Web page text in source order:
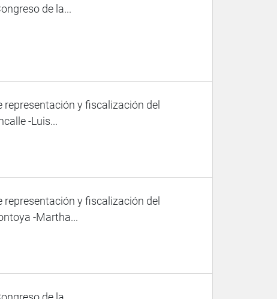
de la...
y fiscalización del
-Luis...
y fiscalización del
-Martha...